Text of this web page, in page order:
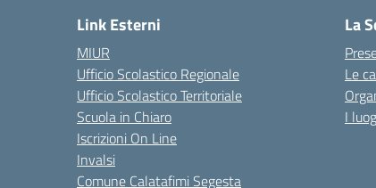
Link Esterni
MIUR
Ufficio Scolastico Regionale
Ufficio Scolastico Territoriale
Scuola in Chiaro
Iscrizioni On Line
Invalsi
Comune Calatafimi Segesta
La
Le
I